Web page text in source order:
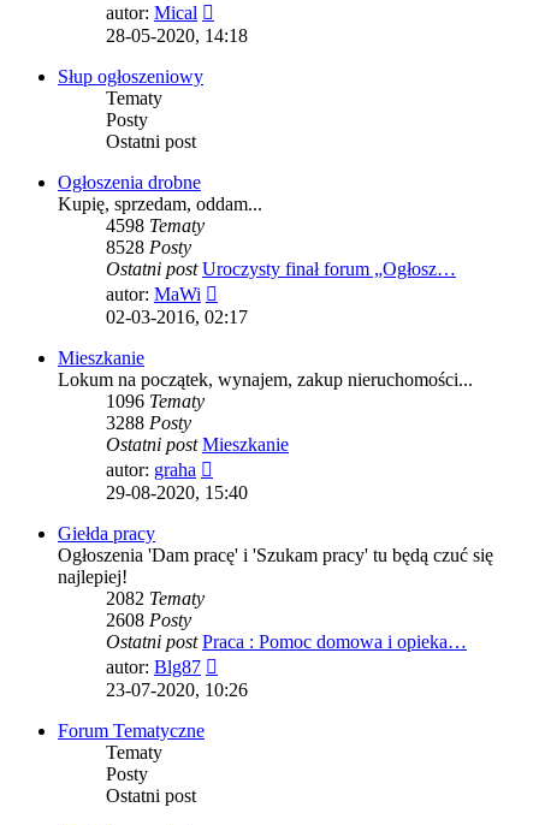
autor: Mical
najnowszy
28-05-2020, 14:18
Słup ogłoszeniowy
Tematy
Posty
Ostatni post
Ogłoszenia drobne
Kupię, sprzedam, oddam...
4598 Tematy
8528 Posty
Ostatni post Uroczysty finał forum „Ogłosz…
autor: MaWi
najnowszy
02-03-2016, 02:17
Mieszkanie
Lokum na początek, wynajem, zakup nieruchomości...
1096 Tematy
3288 Posty
Ostatni post Mieszkanie
autor: graha
najnowszy
29-08-2020, 15:40
Giełda pracy
Ogłoszenia 'Dam pracę' i 'Szukam pracy' tu będą czuć się
najlepiej!
2082 Tematy
2608 Posty
Ostatni post Praca : Pomoc domowa i opieka…
autor: Blg87
najnowszy
23-07-2020, 10:26
Forum Tematyczne
Tematy
Posty
Ostatni post